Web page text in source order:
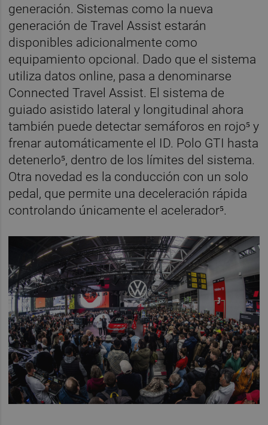
generación. Sistemas como la nueva
generación de Travel Assist estarán
disponibles adicionalmente como
equipamiento opcional. Dado que el sistema
utiliza datos online, pasa a denominarse
Connected Travel Assist. El sistema de
guiado asistido lateral y longitudinal ahora
también puede detectar semáforos en rojo⁵ y
frenar automáticamente el ID. Polo GTI hasta
detenerlo⁵, dentro de los límites del sistema.
Otra novedad es la conducción con un solo
pedal, que permite una deceleración rápida
controlando únicamente el acelerador⁵.